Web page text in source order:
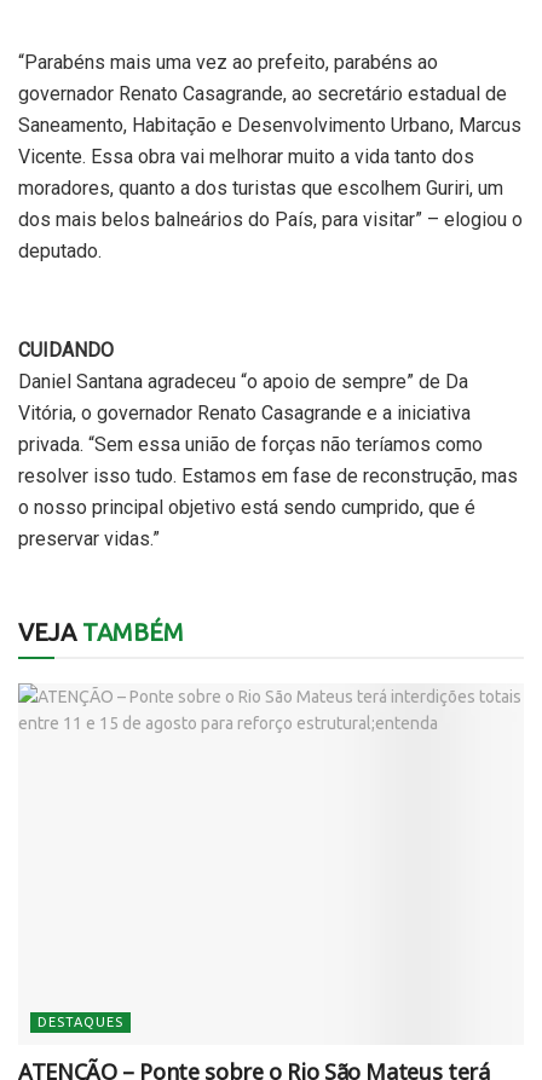
“Parabéns mais uma vez ao prefeito, parabéns ao
governador Renato Casagrande, ao secretário estadual de
Saneamento, Habitação e Desenvolvimento Urbano, Marcus
Vicente. Essa obra vai melhorar muito a vida tanto dos
moradores, quanto a dos turistas que escolhem Guriri, um
dos mais belos balneários do País, para visitar” – elogiou o
deputado.
CUIDANDO
Daniel Santana agradeceu “o apoio de sempre” de Da
Vitória, o governador Renato Casagrande e a iniciativa
privada. “Sem essa união de forças não teríamos como
resolver isso tudo. Estamos em fase de reconstrução, mas
o nosso principal objetivo está sendo cumprido, que é
preservar vidas.”
VEJATAMBÉM
DESTAQUES
ATENÇÃO – Ponte sobre o Rio São Mateus terá